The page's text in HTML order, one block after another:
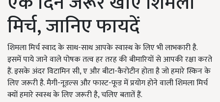
मिर्च, जानिए फायदें
शिमला मिर्च स्वाद के साथ-साथ आपके स्वास्थ के लिए भी लाभकारी है.
इसमें पाये जाने वाले पोषक तत्व हर तरह की बीमारियों से आपकी रक्षा करते
हैं. इसके अंदर विटामिन सी, ए और बीटा-कैरोटीन होता है जो हमारे स्किन के
लिए जरूरी है. मैगी-नूडल्स और फास्ट-फूड में प्रयोग होने वाली शिमला मिर्च
क्यों हमारे स्वस्थ के लिए जरूरी है, चलिए बतातें हैं.